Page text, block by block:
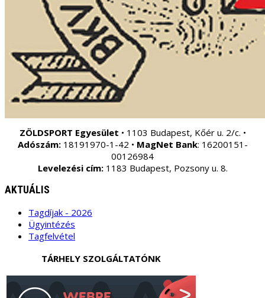
ZÖLDSPORT Egyesület • 1103 Budapest, Kőér u. 2/c. •
Adószám:18191970-1-42 • MagNet Bank: 16200151-
00126984
Levelezési cím:1183 Budapest, Pozsony u. 8.
AKTUÁLIS
Tagdíjak - 2026
Ügyintézés
Tagfelvétel
TÁRHELY SZOLGÁLTATÓNK